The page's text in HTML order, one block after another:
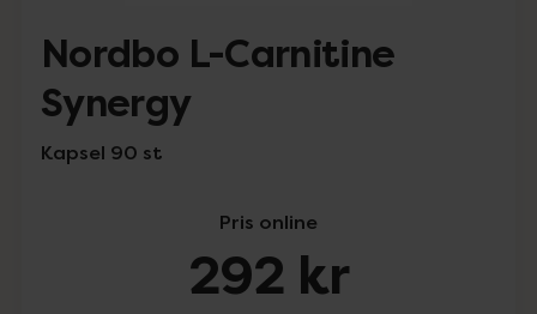
Nordbo L-Carnitine
Synergy
Kapsel 90 st
Pris online
292 kr